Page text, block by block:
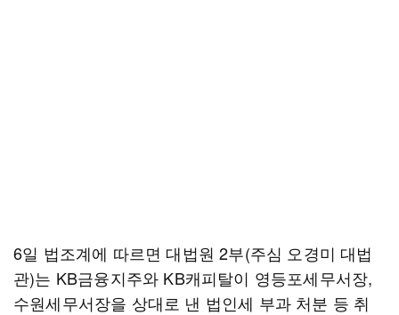
6일 법조계에 따르면 대법원 2부(주심 오경미 대법
관)는 KB금융지주와 KB캐피탈이 영등포세무서장,
수원세무서장을 상대로 낸 법인세 부과 처분 등 취